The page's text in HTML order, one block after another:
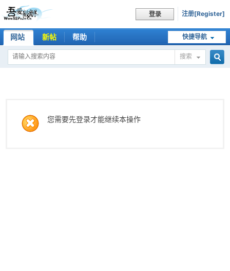
登录 注册[Register]
快捷导航
网站 新帖 帮助
搜索
您需要先登录才能继续本操作